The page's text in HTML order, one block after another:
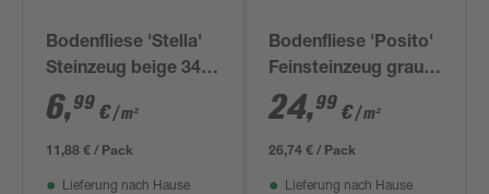
Bodenfliese 'Stella'
Steinzeug beige 34 x
34 cm
6,99 €/ m²
11,88 € / Pack
Lieferung nach Hause
Bodenfliese 'Posito'
Feinsteinzeug grau
matt 59,8 x 59,8 cm
24,99 €/ m²
26,74 € / Pack
Lieferung nach Hause